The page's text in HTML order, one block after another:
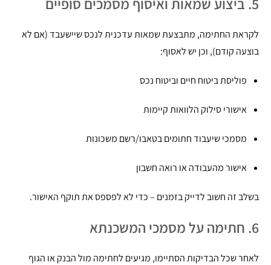
לקראת החתימה, מתבצעת שמאות עדכנית לנכס שיישעבד (אם לא
בוצעה קודם), וכן יש לאסוף:
פוליסת ביטוח חיים וביטוח נכס
אישורי סילוק הלוואות קיימות
מסמכי שיעבוד חתומים בטאבו/רשם משכונות
אישור מהעבודה או רואה חשבון
בשלב זה חשוב לדייק בזמנים – כדי לא לפספס את תוקף האישור.
6. חתימה על מסמכי המשכנתא
לאחר שכל הבדיקות הסתיימו, מגיעים לחתימה מול הבנק או הגוף